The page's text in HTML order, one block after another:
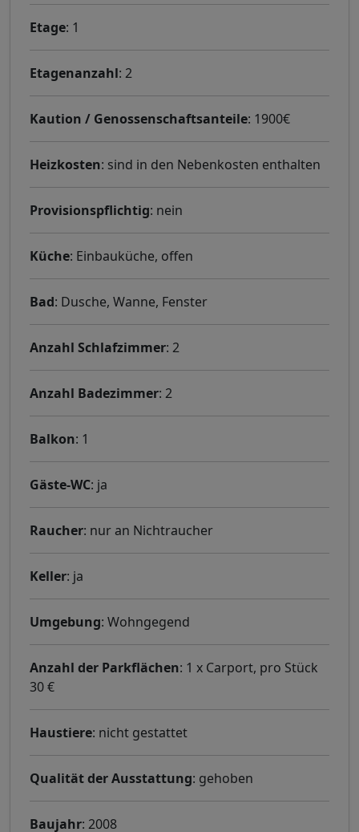
Etage: 1
Etagenanzahl: 2
Kaution / Genossenschaftsanteile: 1900€
Heizkosten: sind in den Nebenkosten enthalten
Provisionspflichtig: nein
Küche: Einbauküche, offen
Bad: Dusche, Wanne, Fenster
Anzahl Schlafzimmer: 2
Anzahl Badezimmer: 2
Balkon: 1
Gäste-WC: ja
Raucher: nur an Nichtraucher
Keller: ja
Umgebung: Wohngegend
Anzahl der Parkflächen: 1 x Carport, pro Stück
30 €
Haustiere: nicht gestattet
Qualität der Ausstattung: gehoben
Baujahr: 2008